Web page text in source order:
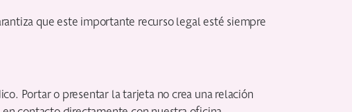
que este importante recurso legal esté siempre
Portar o presentar la tarjeta no crea una relación